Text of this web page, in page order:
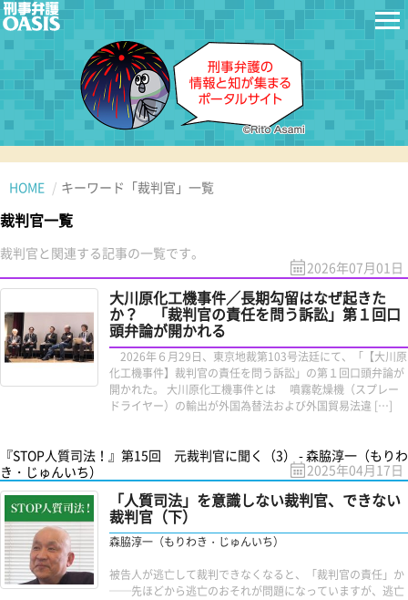
HOME キーワード「裁判官」一覧
裁判官一覧
裁判官と関連する記事の一覧です。
2026年07月01日
大川原化工機事件／長期勾留はなぜ起きた
か？ 「裁判官の責任を問う訴訟」第１回口
頭弁論が開かれる
2026年６月29日、東京地裁第103号法廷にて、「【大川原
化工機事件】裁判官の責任を問う訴訟」の第１回口頭弁論が
開かれた。 大川原化工機事件とは 噴霧乾燥機（スプレー
ドライヤー）の輸出が外国為替法および外国貿易法違 […]
『STOP人質司法！』第15回 元裁判官に聞く（3） - 森脇淳一（もりわ
き・じゅんいち）
2025年04月17日
「人質司法」を意識しない裁判官、できない
裁判官（下）
森脇淳一（もりわき・じゅんいち）
被告人が逃亡して裁判できなくなると、「裁判官の責任」か
──先ほどから逃亡のおそれが問題になっていますが、逃亡